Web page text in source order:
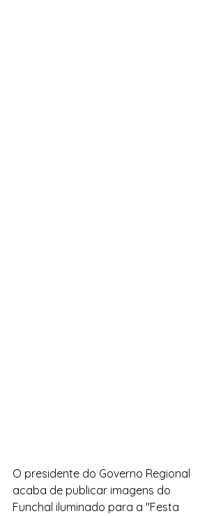
O presidente do Governo Regional
acaba de publicar imagens do
Funchal iluminado para a "Festa